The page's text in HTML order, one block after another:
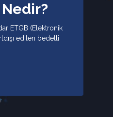
ETGB (Elektronik
edilen bedelli